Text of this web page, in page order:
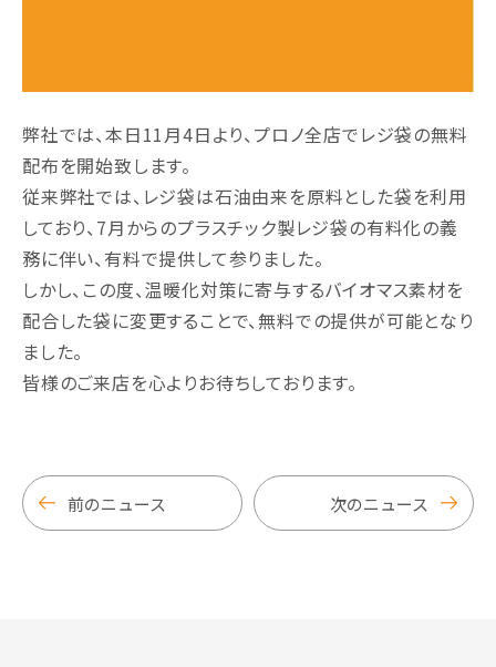
弊社では、本日11月4日より、プロノ全店でレジ袋の無料
配布を開始致します。
従来弊社では、レジ袋は石油由来を原料とした袋を利用
しており、7月からのプラスチック製レジ袋の有料化の義
務に伴い、有料で提供して参りました。
しかし、この度、温暖化対策に寄与するバイオマス素材を
配合した袋に変更することで、無料での提供が可能となり
ました。
皆様のご来店を心よりお待ちしております。
前のニュース 次のニュース